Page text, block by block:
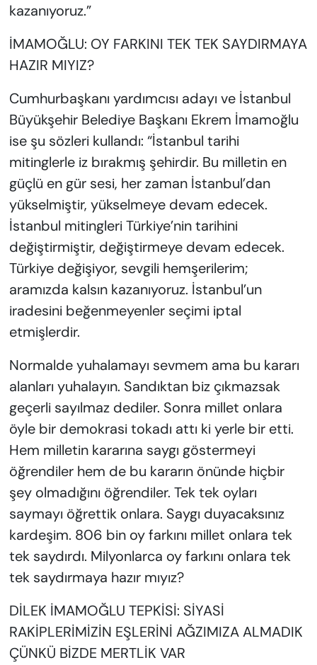
kazanıyoruz.”
İMAMOĞLU: OY FARKINI TEK TEK SAYDIRMAYA
HAZIR MIYIZ?
Cumhurbaşkanı yardımcısı adayı ve İstanbul
Büyükşehir Belediye Başkanı Ekrem İmamoğlu
ise şu sözleri kullandı: “İstanbul tarihi
mitinglerle iz bırakmış şehirdir. Bu milletin en
güçlü en gür sesi, her zaman İstanbul’dan
yükselmiştir, yükselmeye devam edecek.
İstanbul mitingleri Türkiye’nin tarihini
değiştirmiştir, değiştirmeye devam edecek.
Türkiye değişiyor, sevgili hemşerilerim;
aramızda kalsın kazanıyoruz. İstanbul’un
iradesini beğenmeyenler seçimi iptal
etmişlerdir.
Normalde yuhalamayı sevmem ama bu kararı
alanları yuhalayın. Sandıktan biz çıkmazsak
geçerli sayılmaz dediler. Sonra millet onlara
öyle bir demokrasi tokadı attı ki yerle bir etti.
Hem milletin kararına saygı göstermeyi
öğrendiler hem de bu kararın önünde hiçbir
şey olmadığını öğrendiler. Tek tek oyları
saymayı öğrettik onlara. Saygı duyacaksınız
kardeşim. 806 bin oy farkını millet onlara tek
tek saydırdı. Milyonlarca oy farkını onlara tek
tek saydırmaya hazır mıyız?
DİLEK İMAMOĞLU TEPKİSİ: SİYASİ
RAKİPLERİMİZİN EŞLERİNİ AĞZIMIZA ALMADIK
ÇÜNKÜ BİZDE MERTLİK VAR